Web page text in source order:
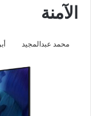
الآمنة
محمد عبدالمجيد